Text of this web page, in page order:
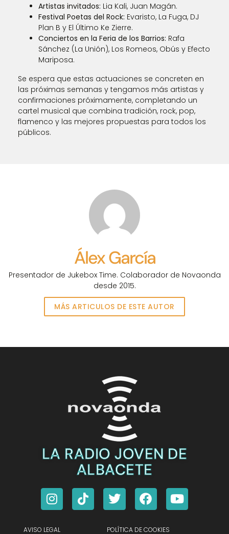
Artistas invitados: Lia Kali, Juan Magán.
Festival Poetas del Rock: Evaristo, La Fuga, DJ
Plan B y El Último Ke Zierre.
Conciertos en la Feria de los Barrios: Rafa
Sánchez (La Unión), Los Romeos, Obús y Efecto
Mariposa.
Se espera que estas actuaciones se concreten en
las próximas semanas y tengamos más artistas y
confirmaciones próximamente, completando un
cartel musical que combina tradición, rock, pop,
flamenco y las mejores propuestas para todos los
públicos.
Álex García
Presentador de Jukebox Time. Colaborador de Novaonda
desde 2015.
MÁS ARTICULOS DE ESTE AUTOR
LA RADIO JOVEN DE
ALBACETE
AVISO LEGAL POLÍTICA DE COOKIES